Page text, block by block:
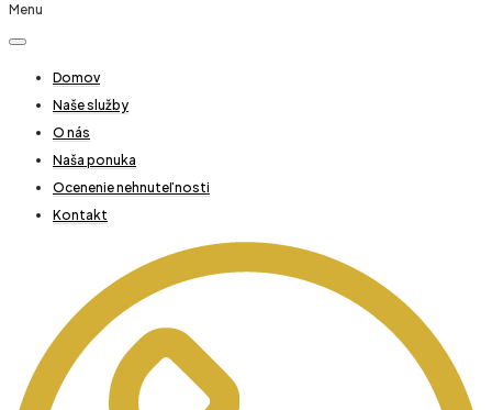
Menu
Domov
Naše služby
O nás
Naša ponuka
Ocenenie nehnuteľnosti
Kontakt